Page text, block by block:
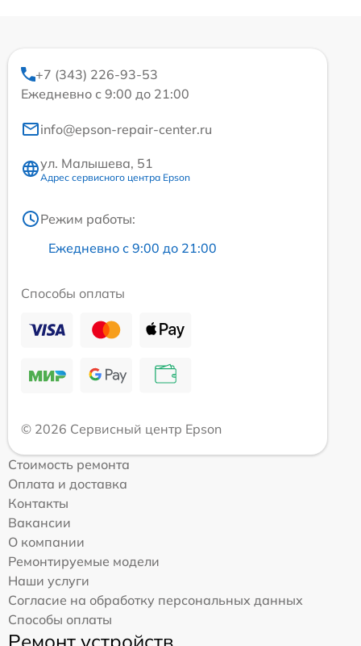
+7 (343) 226-93-53
Ежедневно с 9:00 до 21:00
info@epson-repair-center.ru
ул. Малышева, 51
Адрес сервисного центра Epson
Режим работы:
Ежедневно с 9:00 до 21:00
Способы оплаты
© 2026 Сервисный центр Epson
Стоимость ремонта
Оплата и доставка
Контакты
Вакансии
О компании
Ремонтируемые модели
Наши услуги
Согласие на обработку персональных данных
Способы оплаты
Ремонт устройств